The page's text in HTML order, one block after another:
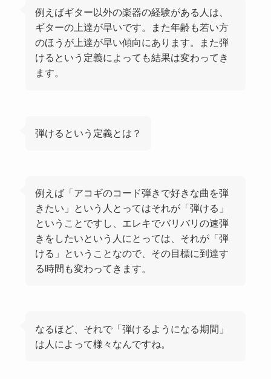
例えばギター以外の楽器の経験がある人は、
ギターの上達が早いです。また年齢も若い方
のほうが上達が早い傾向にあります。また弾
けるという定義によっても結果は変わってき
ます。
弾けるという定義とは？
例えば「アコギのコード弾きで好きな曲を弾
きたい」という人とってはそれが「弾ける」
ということですし、エレキでバリバリの速弾
きをしたいという人にとっては、それが「弾
ける」ということなので、その目標に到達す
る時間も変わってきます。
なるほど、それで「弾けるようになる期間」
は人によって様々なんですね。